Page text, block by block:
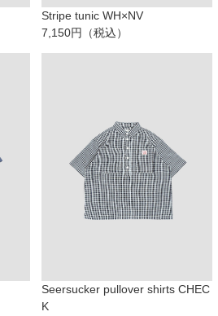
Stripe tunic WH×NV
7,150円（税込）
Seersucker pullover shirts CHEC
K